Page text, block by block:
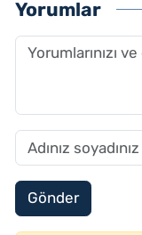
Yorumlar
Gönder